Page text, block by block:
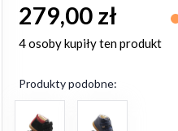
279,00 zł
4 osobykupiły ten produkt
Produkty podobne: